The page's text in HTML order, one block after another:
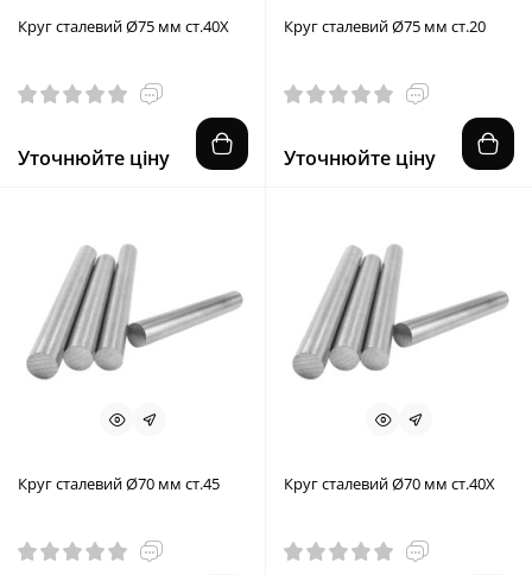
Круг сталевий Ø75 мм ст.40X
Уточнюйте ціну
Круг сталевий Ø75 мм ст.20
Уточнюйте ціну
Круг сталевий Ø70 мм ст.45 Круг сталевий Ø70 мм ст.40X